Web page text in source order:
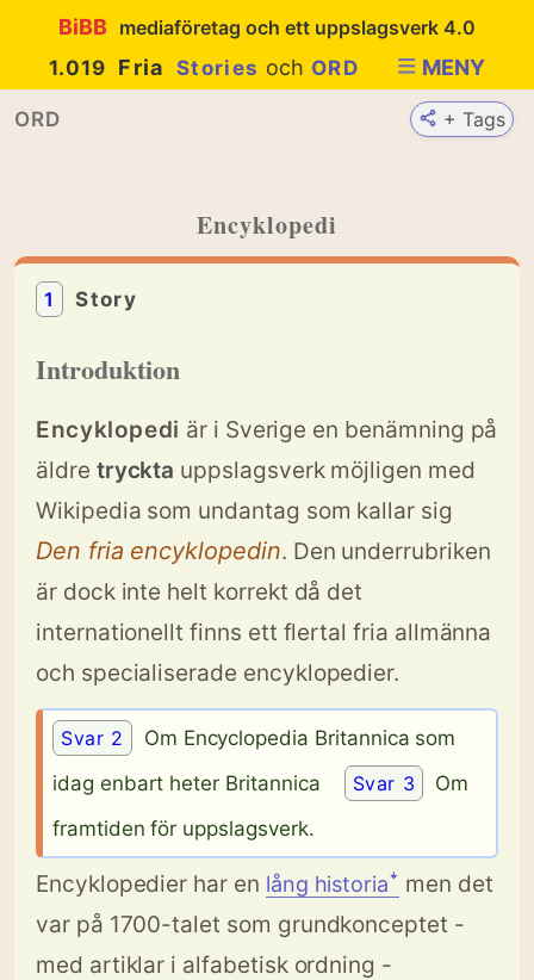
BiBB mediaföretag och ett uppslagsverk 4.0
1.019 FriaStories och ORD MENY
ORD + Tags
Encyklopedi
1 Story
Introduktion
Encyklopedi är i Sverige en benämning på
äldre tryckta uppslagsverk möjligen med
Wikipedia som undantag som kallar sig
Den fria encyklopedin. Den underrubriken
är dock inte helt korrekt då det
internationellt finns ett flertal fria allmänna
och specialiserade encyklopedier.
Svar 2
Om Encyclopedia Britannica som
idag enbart heter Britannica
Svar 3
Om
framtiden för uppslagsverk.
Encyklopedier har en lång historiaꜜ men det
var på 1700-talet som grundkonceptet -
med artiklar i alfabetisk ordning -